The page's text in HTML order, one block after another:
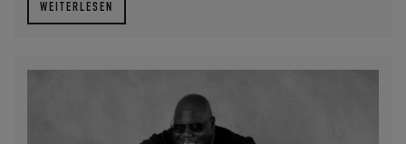
WEITERLESEN